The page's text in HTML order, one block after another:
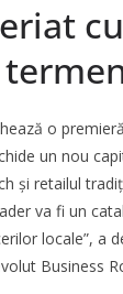
cu
o
un nou
și retailul
va fi un
locale”, a
Business